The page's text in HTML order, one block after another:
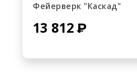
Фейерверк "Каскад"
13 812